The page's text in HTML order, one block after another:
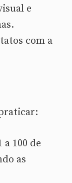
e
com a
a 100 de
as